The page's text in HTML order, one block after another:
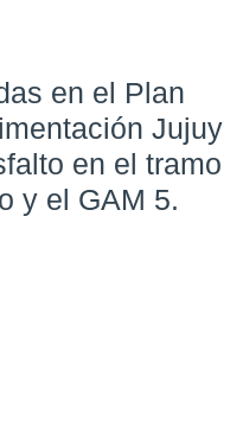
en el Plan
Jujuy
en el tramo
y el GAM 5.